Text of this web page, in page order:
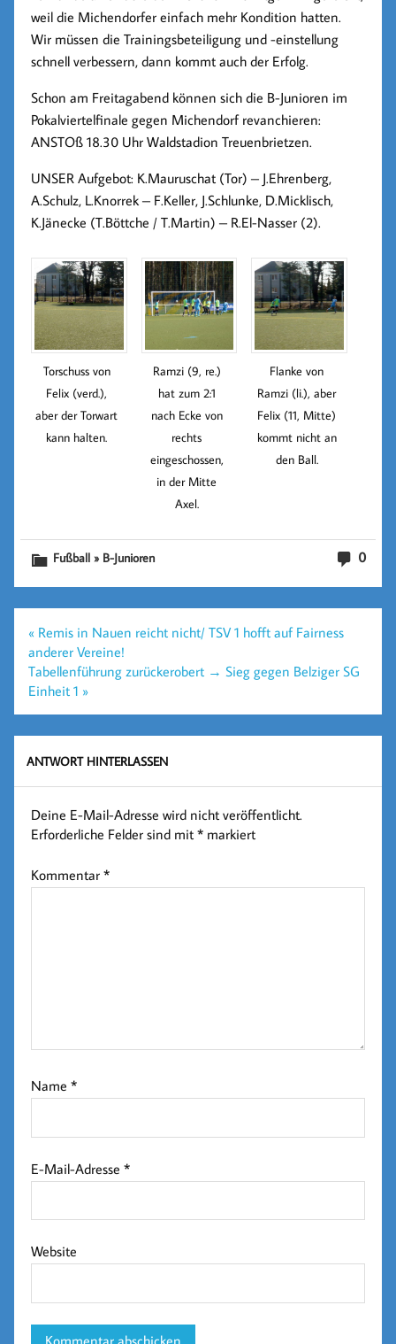
weil die Michendorfer einfach mehr Kondition hatten.
Wir müssen die Trainingsbeteiligung und -einstellung
schnell verbessern, dann kommt auch der Erfolg.
Schon am Freitagabend können sich die B-Junioren im
Pokalviertelfinale gegen Michendorf revanchieren:
ANSTOß 18.30 Uhr Waldstadion Treuenbrietzen.
UNSER Aufgebot: K.Mauruschat (Tor) – J.Ehrenberg,
A.Schulz, L.Knorrek – F.Keller, J.Schlunke, D.Micklisch,
K.Jänecke (T.Böttche / T.Martin) – R.El-Nasser (2).
Torschuss von
Felix (verd.),
aber der Torwart
kann halten.
Ramzi (9, re.)
hat zum 2:1
nach Ecke von
rechts
eingeschossen,
in der Mitte
Axel.
Flanke von
Ramzi (li.), aber
Felix (11, Mitte)
kommt nicht an
den Ball.
0
Fußball » B-Junioren
Beitragsnavigation
« Remis in Nauen reicht nicht/ TSV 1 hofft auf Fairness
anderer Vereine!
Tabellenführung zurückerobert → Sieg gegen Belziger SG
Einheit 1 »
ANTWORT HINTERLASSEN
Deine E-Mail-Adresse wird nicht veröffentlicht.
Erforderliche Felder sind mit* markiert
Kommentar*
Name*
E-Mail-Adresse*
Website